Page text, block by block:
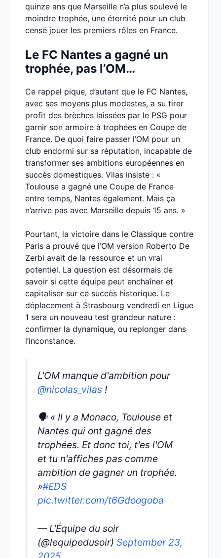
quinze ans que Marseille n’a plus soulevé le
moindre trophée, une éternité pour un club
censé jouer les premiers rôles en France.
Le FC Nantes a gagné un
trophée, pas l’OM…
Ce rappel pique, d’autant que le FC Nantes,
avec ses moyens plus modestes, a su tirer
profit des brèches laissées par le PSG pour
garnir son armoire à trophées en Coupe de
France. De quoi faire passer l’OM pour un
club endormi sur sa réputation, incapable de
transformer ses ambitions européennes en
succès domestiques. Vilas insiste : «
Toulouse a gagné une Coupe de France
entre temps, Nantes également. Mais ça
n’arrive pas avec Marseille depuis 15 ans. »
Pourtant, la victoire dans le Classique contre
Paris a prouvé que l’OM version Roberto De
Zerbi avait de la ressource et un vrai
potentiel. La question est désormais de
savoir si cette équipe peut enchaîner et
capitaliser sur ce succès historique. Le
déplacement à Strasbourg vendredi en Ligue
1 sera un nouveau test grandeur nature :
confirmer la dynamique, ou replonger dans
l’inconstance.
L'OM manque d'ambition pour
@nicolas_vilas !
🗣️ « Il y a Monaco, Toulouse et
Nantes qui ont gagné des
trophées. Et donc toi, t'es l'OM
et tu n'affiches pas comme
ambition de gagner un trophée.
»#EDS
pic.twitter.com/t6Gdoogoba
— L'Équipe du soir
(@lequipedusoir) September 23,